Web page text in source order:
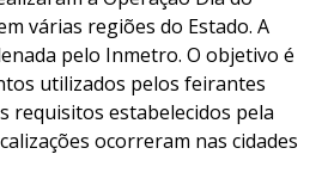
várias regiões do Estado. A
pelo Inmetro. O objetivo é
utilizados pelos feirantes
requisitos estabelecidos pela
ocorreram nas cidades